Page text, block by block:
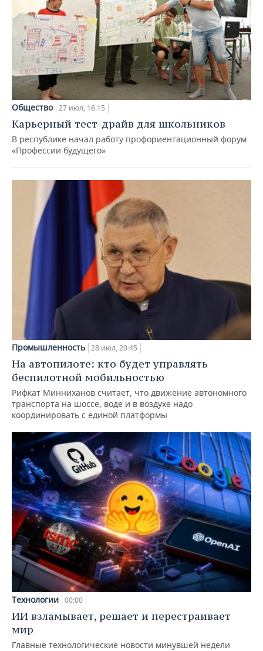
Общество 27 июл, 16:15
Карьерный тест-драйв для школьников
В республике начал работу профориентационный форум
«Профессии будущего»
Промышленность 28 июл, 20:45
На автопилоте: кто будет управлять
беспилотной мобильностью
Рифкат Минниханов считает, что движение автономного
транспорта на шоссе, воде и в воздухе надо
координировать с единой платформы
Технологии 00:00
ИИ взламывает, решает и перестраивает
мир
Главные технологические новости минувшей недели